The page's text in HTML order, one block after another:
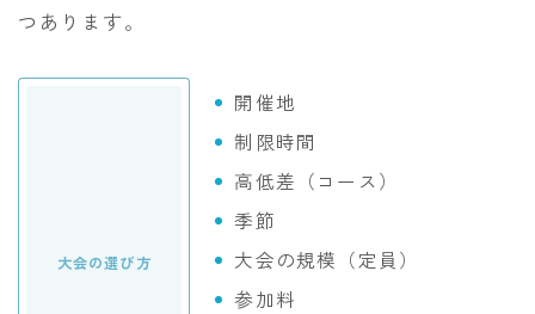
つあります。
大会の選び方
開催地
制限時間
高低差（コース）
季節
大会の規模（定員）
参加料